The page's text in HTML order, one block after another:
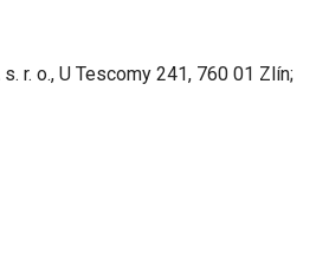
r. o., U Tescomy 241, 760 01 Zlín;